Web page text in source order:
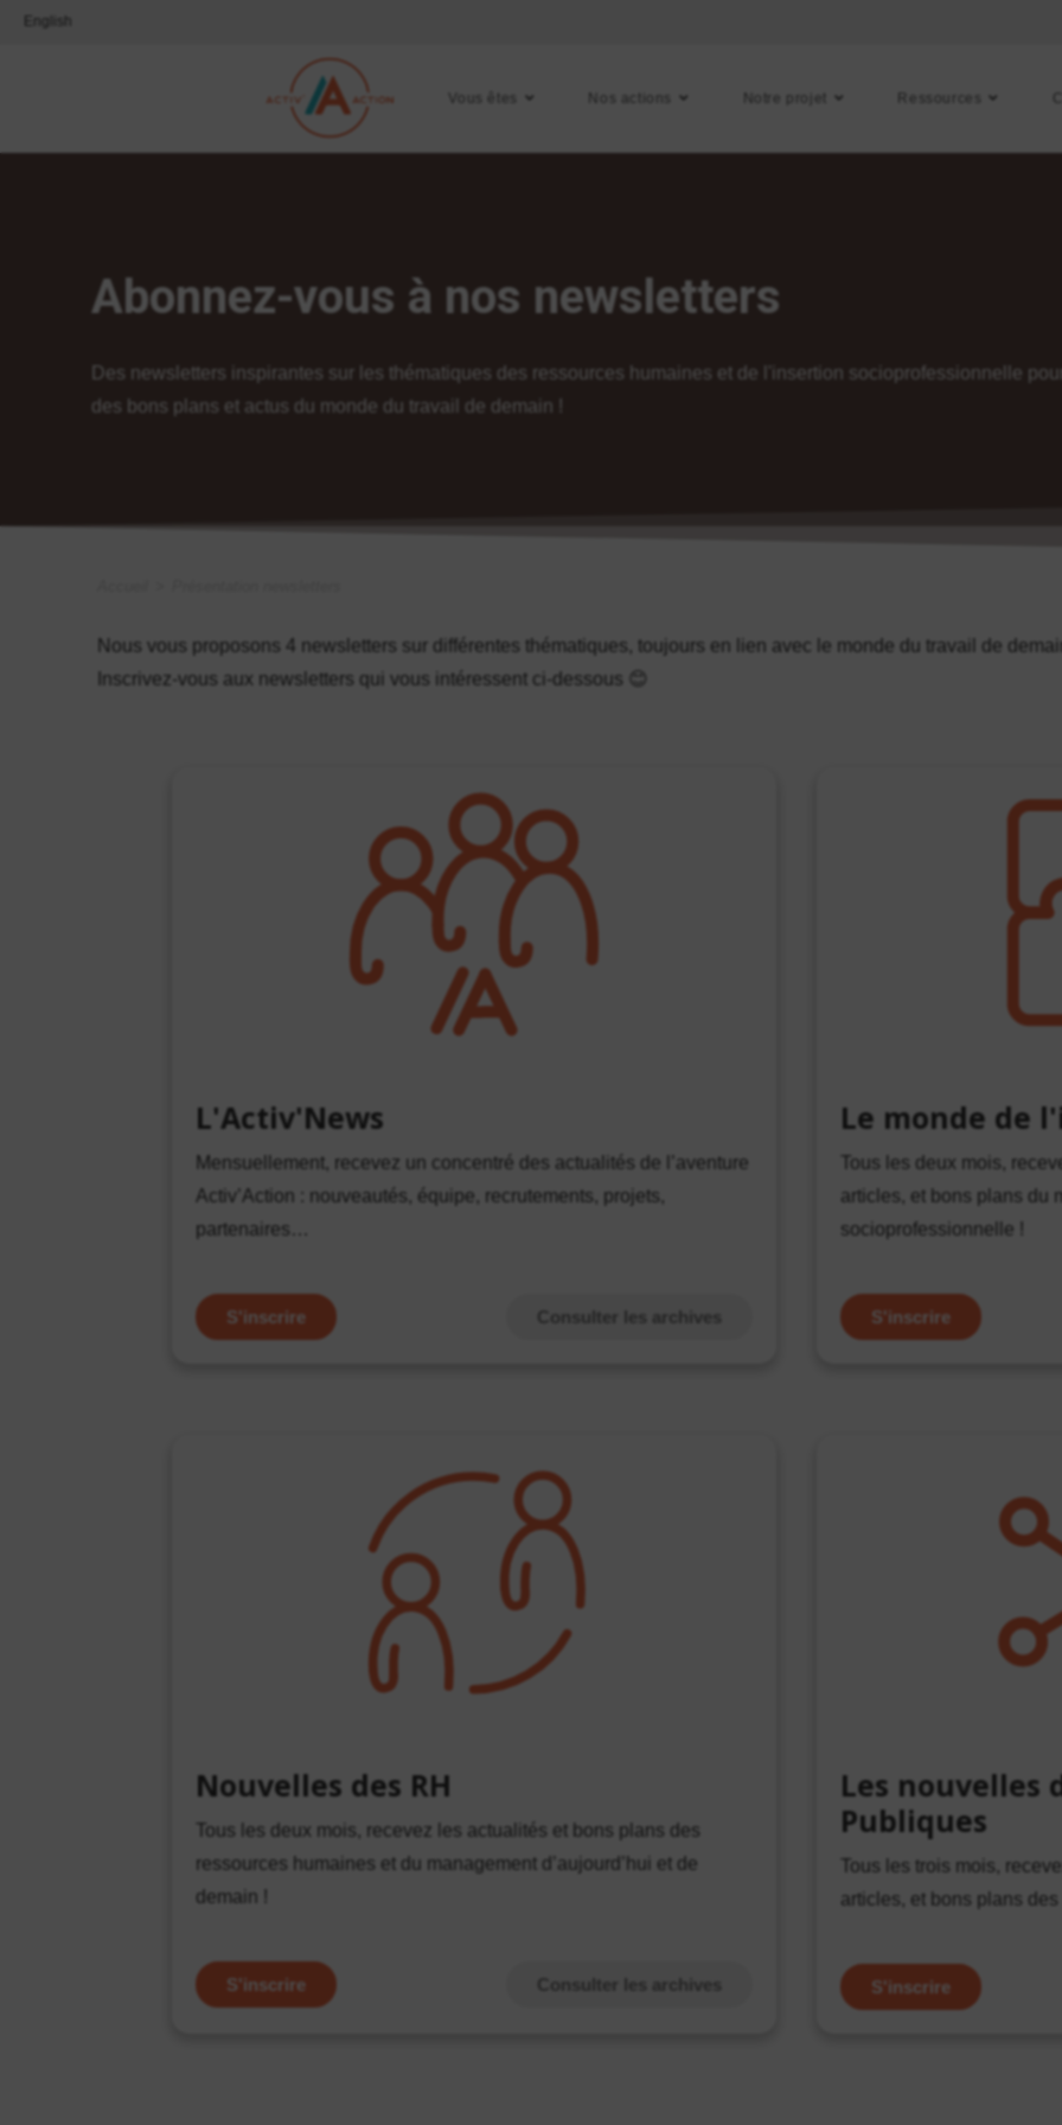
Nos actions Ressources
Abonnez-vous à nos newsletters
Des newsletters inspirantes sur les thématiques des ressources humaines et de l'insertion socioprofessionnelle
des bons plans et actus du monde du travail de demain !
Nous vous proposons 4 newsletters sur différentes thématiques, toujours en lien avec le monde du travail de
Inscrivez-vous aux newsletters qui vous intéressent ci-dessous 😊
L'Activ'News
Mensuellement, recevez un concentré des actualités de l’aventure
Activ’Action : nouveautés, équipe, recrutements, projets,
partenaires…
S'inscrire Consulter les archives
Le monde de
Tous les deux mois,
articles, et bons plans du
socioprofessionnelle !
S'inscrire
Nouvelles des RH
Tous les deux mois, recevez les actualités et bons plans des
ressources humaines et du management d’aujourd’hui et de
demain !
S'inscrire Consulter les archives
Les nouvelles
Publiques
Tous les trois mois,
articles, et bons plans
S'inscrire